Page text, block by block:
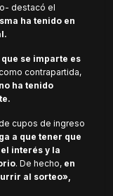
destacó el
ha tenido en
se imparte es
contrapartida,
no ha tenido
cupos de ingreso
a que tener que
el interés y la
. De hecho, en
al sorteo»,